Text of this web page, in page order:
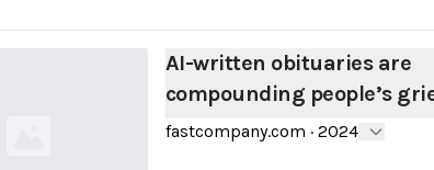
AI-written obituaries are
compounding people’s
fastcompany.com · 2024